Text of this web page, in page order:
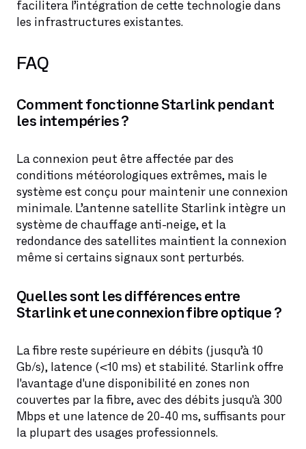
facilitera l’intégration de cette technologie dans
les infrastructures existantes.
FAQ
Comment fonctionne Starlink pendant
les intempéries ?
La connexion peut être affectée par des
conditions météorologiques extrêmes, mais le
système est conçu pour maintenir une connexion
minimale. L’antenne satellite Starlink intègre un
système de chauffage anti-neige, et la
redondance des satellites maintient la connexion
même si certains signaux sont perturbés.
Quelles sont les différences entre
Starlink et une connexion fibre optique ?
La fibre reste supérieure en débits (jusqu’à 10
Gb/s), latence (<10 ms) et stabilité. Starlink offre
l'avantage d'une disponibilité en zones non
couvertes par la fibre, avec des débits jusqu'à 300
Mbps et une latence de 20-40 ms, suffisants pour
la plupart des usages professionnels.